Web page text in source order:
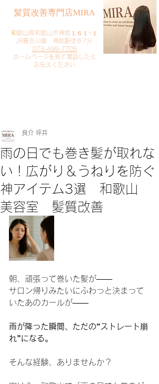
​髪質改善専門店MIRA
​和歌山県和歌山市神前１６１−１
JR貴志川線 神前駅徒歩7分
073-499-7705
​ホームページを見て電話したと
お伝えください
雨の日でも巻き髪が取れな
い！広がり＆うねりを防ぐ
神アイテム3選 和歌山
美容室 髪質改善
良介 坪井
朝、頑張って巻いた髪が――
サロン帰りみたいにふわっと決まって
いたあのカールが――
雨が降った瞬間、ただの“ストレート崩
れ”になる。
そんな経験、ありませんか？